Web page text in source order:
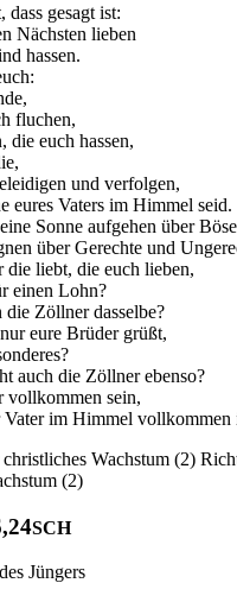
dass gesagt ist:
Nächsten lieben
hassen.
fluchen,
die euch hassen,
und verfolgen,
eures Vaters im Himmel seid.
Sonne aufgehen über
über Gerechte und
liebt, die euch lieben,
einen Lohn?
Zöllner dasselbe?
eure Brüder grüßt,
auch die Zöllner ebenso?
vollkommen sein,
Vater im Himmel vollkommen
Wachstum (2)
(2)
SCH
Jüngers